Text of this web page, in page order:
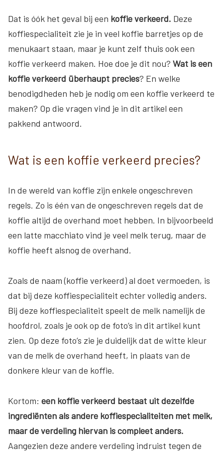
Dat is óók het geval bij een koffie verkeerd. Deze
koffiespecialiteit zie je in veel koffie barretjes op de
menukaart staan, maar je kunt zelf thuis ook een
koffie verkeerd maken. Hoe doe je dit nou? Wat is een
koffie verkeerd überhaupt precies? En welke
benodigdheden heb je nodig om een koffie verkeerd te
maken? Op die vragen vind je in dit artikel een
pakkend antwoord.
Wat is een koffie verkeerd precies?
In de wereld van koffie zijn enkele ongeschreven
regels. Zo is één van de ongeschreven regels dat de
koffie altijd de overhand moet hebben. In bijvoorbeeld
een latte macchiato vind je veel melk terug, maar de
koffie heeft alsnog de overhand.
Zoals de naam (koffie verkeerd) al doet vermoeden, is
dat bij deze koffiespecialiteit echter volledig anders.
Bij deze koffiespecialiteit speelt de melk namelijk de
hoofdrol, zoals je ook op de foto’s in dit artikel kunt
zien. Op deze foto’s zie je duidelijk dat de witte kleur
van de melk de overhand heeft, in plaats van de
donkere kleur van de koffie.
Kortom: een koffie verkeerd bestaat uit dezelfde
ingrediënten als andere koffiespecialiteiten met melk,
maar de verdeling hiervan is compleet anders.
Aangezien deze andere verdeling indruist tegen de